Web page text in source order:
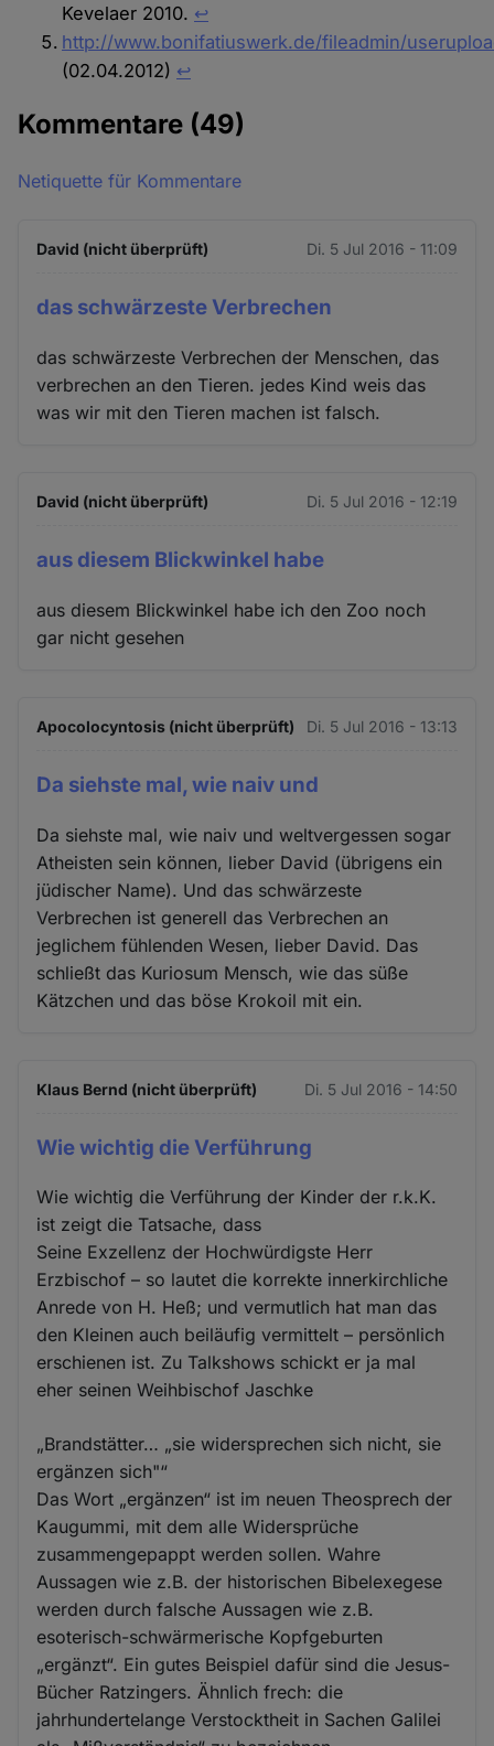
Kevelaer 2010. ↩︎
http://www.bonifatiuswerk.de/fileadmin/
(02.04.2012) ↩︎
Kommentare (49)
Netiquette für Kommentare
David (nicht überprüft) Di. 5 Jul 2016 - 11:09
das schwärzeste Verbrechen
das schwärzeste Verbrechen der Menschen, das
verbrechen an den Tieren. jedes Kind weis das
was wir mit den Tieren machen ist falsch.
David (nicht überprüft) Di. 5 Jul 2016 - 12:19
aus diesem Blickwinkel habe
aus diesem Blickwinkel habe ich den Zoo noch
gar nicht gesehen
Apocolocyntosis (nicht überprüft) Di. 5 Jul 2016 - 13:13
Da siehste mal, wie naiv und
Da siehste mal, wie naiv und weltvergessen sogar
Atheisten sein können, lieber David (übrigens ein
jüdischer Name). Und das schwärzeste
Verbrechen ist generell das Verbrechen an
jeglichem fühlenden Wesen, lieber David. Das
schließt das Kuriosum Mensch, wie das süße
Kätzchen und das böse Krokoil mit ein.
Klaus Bernd (nicht überprüft) Di. 5 Jul 2016 - 14:50
Wie wichtig die Verführung
Wie wichtig die Verführung der Kinder der r.k.K.
ist zeigt die Tatsache, dass
Seine Exzellenz der Hochwürdigste Herr
Erzbischof – so lautet die korrekte innerkirchliche
Anrede von H. Heß; und vermutlich hat man das
den Kleinen auch beiläufig vermittelt – persönlich
erschienen ist. Zu Talkshows schickt er ja mal
eher seinen Weihbischof Jaschke
„Brandstätter… „sie widersprechen sich nicht, sie
ergänzen sich"“
Das Wort „ergänzen“ ist im neuen Theosprech der
Kaugummi, mit dem alle Widersprüche
zusammengepappt werden sollen. Wahre
Aussagen wie z.B. der historischen Bibelexegese
werden durch falsche Aussagen wie z.B.
esoterisch-schwärmerische Kopfgeburten
„ergänzt“. Ein gutes Beispiel dafür sind die Jesus-
Bücher Ratzingers. Ähnlich frech: die
jahrhundertelange Verstocktheit in Sachen Galilei